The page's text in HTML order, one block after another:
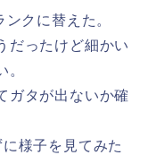
クに替えた。
だったけど細かい
。
ガタが出ないか確
様子を見てみた